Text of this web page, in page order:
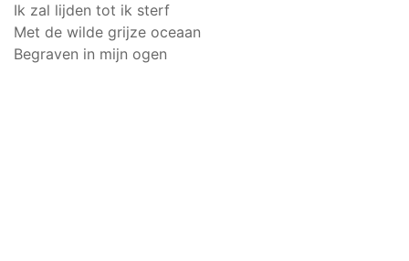
Ik zal lijden tot ik sterf
Met de wilde grijze oceaan
Begraven in mijn ogen